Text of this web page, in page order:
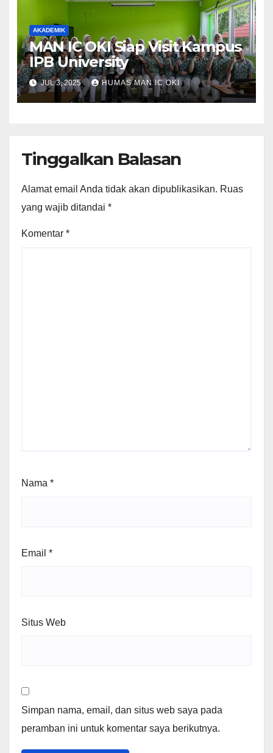
AKADEMIK
MAN IC OKI Siap Visit Kampus
IPB University
JUL 3, 2025 HUMAS MAN IC OKI
Tinggalkan Balasan
Alamat email Anda tidak akan dipublikasikan. Ruas
yang wajib ditandai *
Komentar *
Nama *
Email *
Situs Web
Simpan nama, email, dan situs web saya pada
peramban ini untuk komentar saya berikutnya.